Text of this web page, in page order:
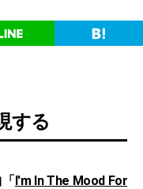
する
I'm In The Mood For